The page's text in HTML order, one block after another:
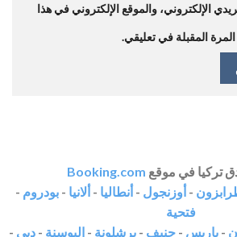
الإلكتروني، والموقع الإلكتروني في هذا
المقبلة في تعليقي.
تركيا في موقع Booking.com
-أوزنجول -أنطاليا -ألانيا - بودروم -
فتحية
- باريس - جنيف - برشلونة - البوسنة - دبي -